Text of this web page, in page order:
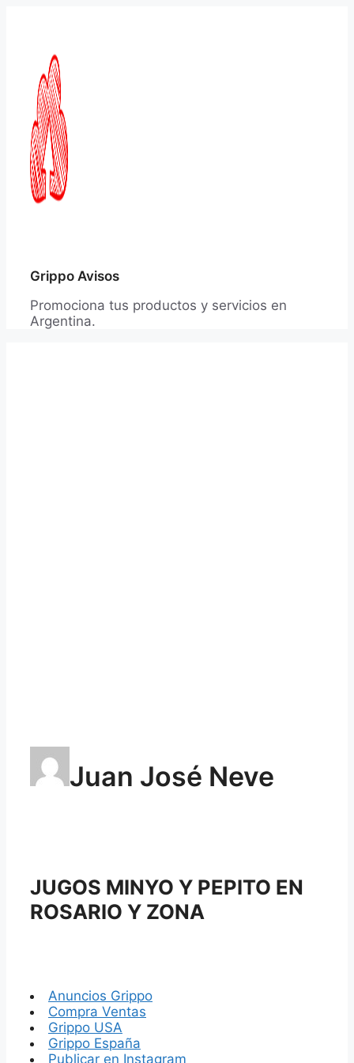
Grippo Avisos
Promociona tus productos y servicios en
Argentina.
Juan José Neve
JUGOS MINYO Y PEPITO EN
ROSARIO Y ZONA
Anuncios Grippo
Compra Ventas
Grippo USA
Grippo España
Publicar en Instagram